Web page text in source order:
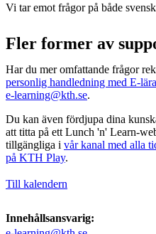
Vi tar emot frågor på både
Fler former av
Har du mer omfattande frågor
personlig handledning med E-
e-learning@kth.se.
Du kan även fördjupa dina
att titta på ett Lunch 'n' Learn-
tillgängliga i vår kanal med alla
på KTH Play.
Till kalendern
Innehållsansvarig: